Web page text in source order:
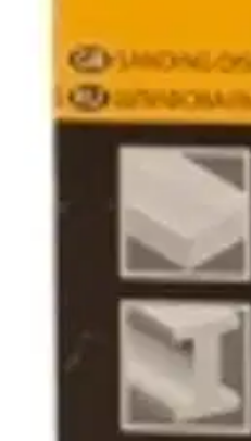
Ilmainen toimitus
Etu ei koske Suuri‑lisäpalvelulla
Tarkista
Tuotekuvaus
Tarrakiinnitteinen, 8 reikäinen